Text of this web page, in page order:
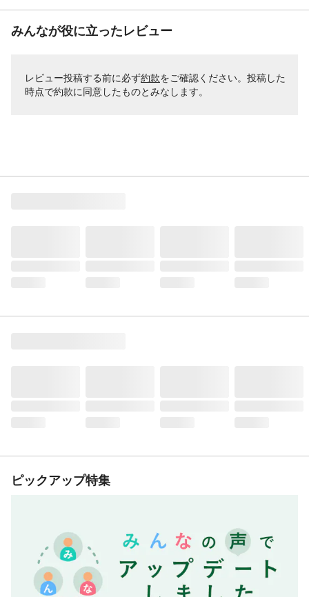
みんなが役に立ったレビュー
レビュー投稿する前に必ず約款をご確認ください。投稿した
時点で約款に同意したものとみなします。
ピックアップ特集